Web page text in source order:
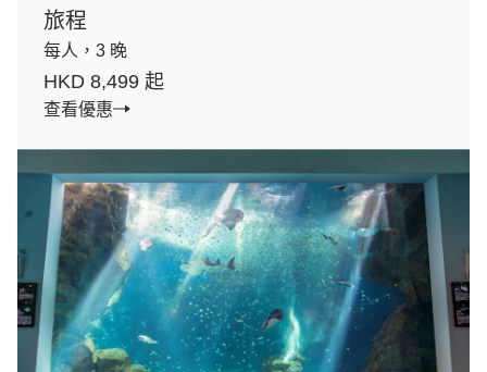
旅程
每人，3 晚
HKD 8,499 起
查看優惠